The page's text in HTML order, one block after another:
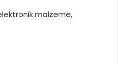
malzeme,